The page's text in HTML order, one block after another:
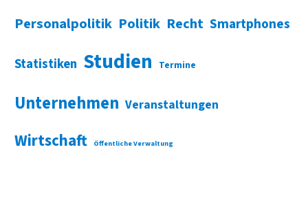
Personalpolitik Politik Recht Smartphones
Statistiken Studien Termine
Unternehmen Veranstaltungen
Wirtschaft Öffentliche Verwaltung